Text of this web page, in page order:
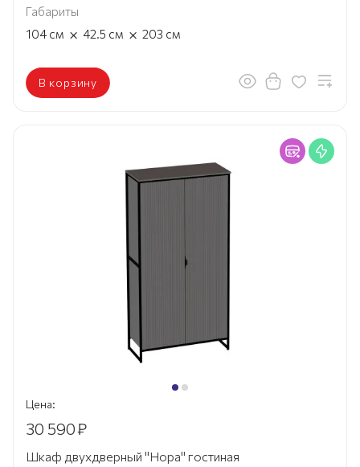
Габариты
104 см × 42.5 см × 203 см
В корзину
Цена:
30 590₽
Шкаф двухдверный "Нора" гостиная